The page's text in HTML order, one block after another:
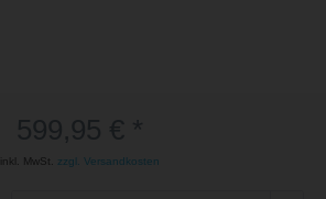
inkl. MwSt. zzgl. Versandkosten